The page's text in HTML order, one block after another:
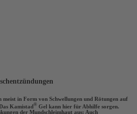
in Form von Schwellungen und Rötungen auf
Kamistad® Gel kann hier für Abhilfe sorgen.
der Mundschleimhaut aus: Auch